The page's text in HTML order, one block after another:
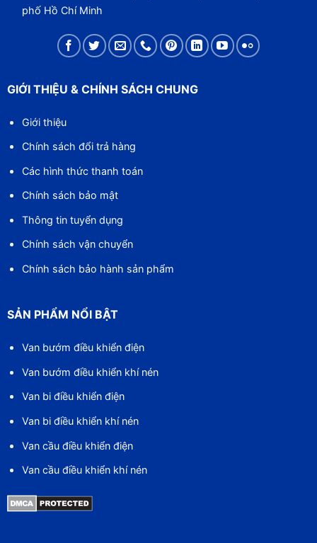
phố Hồ Chí Minh
GIỚI THIỆU & CHÍNH SÁCH CHUNG
Giới thiệu
Chính sách đổi trả hàng
Các hình thức thanh toán
Chính sách bảo mật
Thông tin tuyển dụng
Chính sách vận chuyển
Chính sách bảo hành sản phẩm
SẢN PHẨM NỔI BẬT
Van bướm điều khiển điện
Van bướm điều khiển khí nén
Van bi điều khiển điện
Van bi điều khiển khí nén
Van cầu điều khiển điện
Van cầu điều khiển khí nén